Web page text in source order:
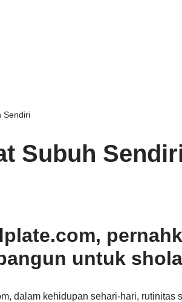
Sendiri
Subuh
untuk
dalam kehidupan sehari-hari, rutinitas